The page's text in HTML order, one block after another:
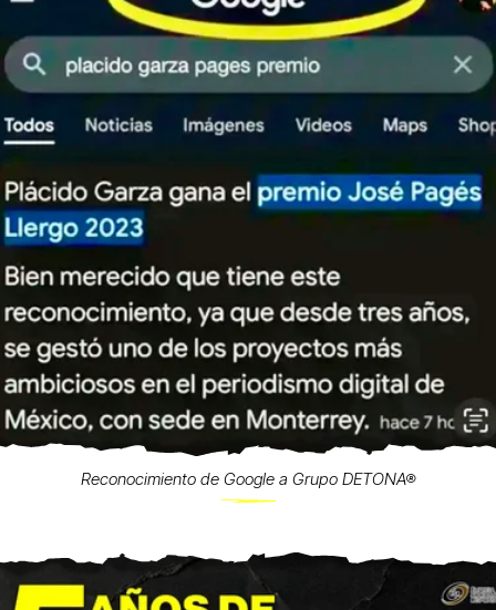
Reconocimiento de Google a Grupo DETONA®